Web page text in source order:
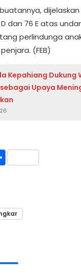
dijelaskan
dan 76 E atas
perlindunga
(FEB)
Kepahiang Dukung
Upaya
Share